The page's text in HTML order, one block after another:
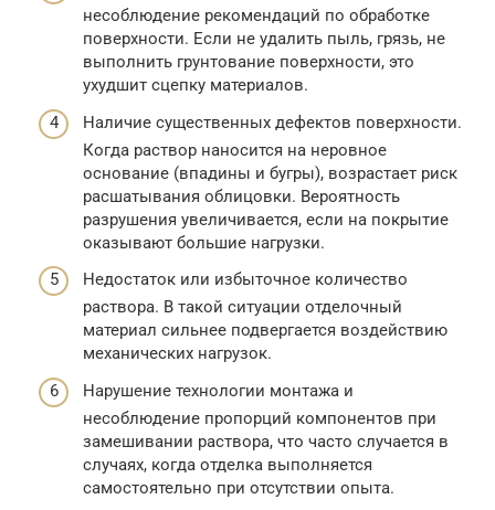
несоблюдение рекомендаций по обработке
поверхности. Если не удалить пыль, грязь, не
выполнить грунтование поверхности, это
ухудшит сцепку материалов.
Наличие существенных дефектов поверхности.
Когда раствор наносится на неровное
основание (впадины и бугры), возрастает риск
расшатывания облицовки. Вероятность
разрушения увеличивается, если на покрытие
оказывают большие нагрузки.
Недостаток или избыточное количество
раствора. В такой ситуации отделочный
материал сильнее подвергается воздействию
механических нагрузок.
Нарушение технологии монтажа и
несоблюдение пропорций компонентов при
замешивании раствора, что часто случается в
случаях, когда отделка выполняется
самостоятельно при отсутствии опыта.